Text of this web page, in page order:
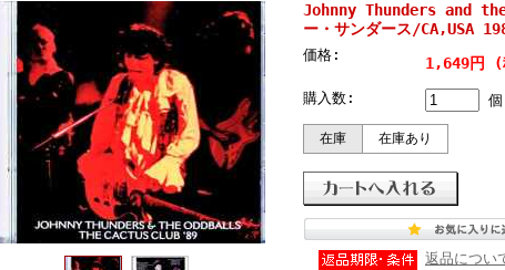
Johnny Thunders and
ー・サンダース/CA,USA
価格: 1,649円 (
購入数: 個
在庫 在庫あり
返品につい